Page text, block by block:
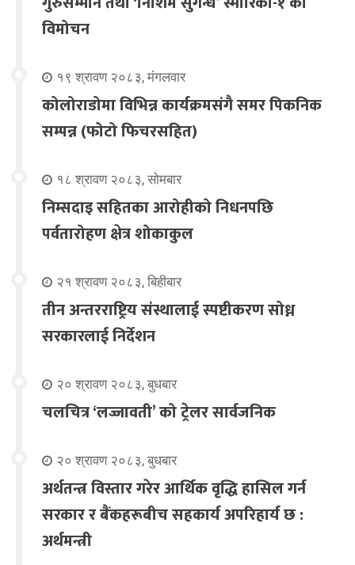
विमोचन
१९ श्रावण २०८३, मंगलवार
कोलोराडोमा विभिन्न कार्यक्रमसंगै समर पिकनिक
सम्पन्न (फोटो फिचरसहित)
१८ श्रावण २०८३, सोमबार
निम्सदाइ सहितका आरोहीको निधनपछि
पर्वतारोहण क्षेत्र शोकाकुल
२१ श्रावण २०८३, बिहीबार
तीन अन्तरराष्ट्रिय संस्थालाई स्पष्टीकरण सोध्न
सरकारलाई निर्देशन
२० श्रावण २०८३, बुधबार
चलचित्र ‘लज्जावती’ को ट्रेलर सार्वजनिक
२० श्रावण २०८३, बुधबार
अर्थतन्त्र विस्तार गरेर आर्थिक वृद्धि हासिल गर्न
सरकार र बैंकहरूबीच सहकार्य अपरिहार्य छ :
अर्थमन्त्री